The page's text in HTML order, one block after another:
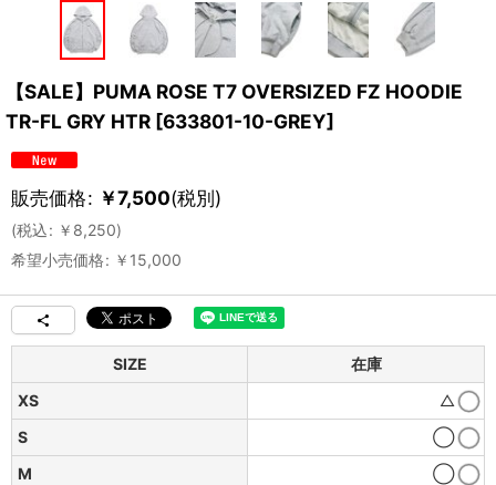
【SALE】PUMA ROSE T7 OVERSIZED FZ HOODIE
TR-FL GRY HTR [633801-10-GREY]
販売価格: ￥7,500(税別)
(税込: ￥ 8,250)
希望小売価格: ￥ 15,000
SIZE
在庫
XS
△
S
◯
M
◯